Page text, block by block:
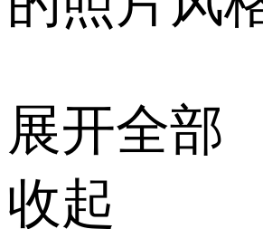
展开全部
收起